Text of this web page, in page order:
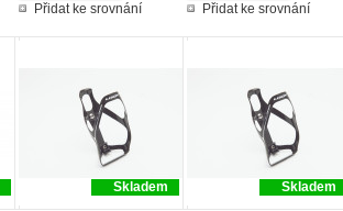
Přidat ke srovnání Přidat ke srovnání
Skladem Skladem